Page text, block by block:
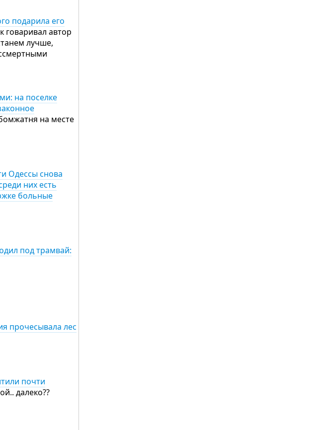
подарила его
говаривал автор
лучше,
на поселке
на месте
Одессы снова
них есть
больные
под трамвай:
прочесывала лес
почти
далеко??